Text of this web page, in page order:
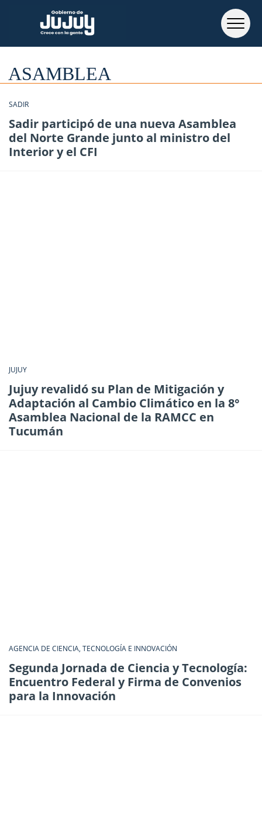
ASAMBLEA
SADIR
Sadir participó de una nueva Asamblea
del Norte Grande junto al ministro del
Interior y el CFI
JUJUY
Jujuy revalidó su Plan de Mitigación y
Adaptación al Cambio Climático en la 8°
Asamblea Nacional de la RAMCC en
Tucumán
AGENCIA DE CIENCIA, TECNOLOGÍA E INNOVACIÓN
Segunda Jornada de Ciencia y Tecnología:
Encuentro Federal y Firma de Convenios
para la Innovación